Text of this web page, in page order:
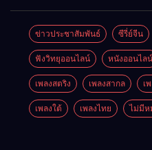
ข่าวประชาสัมพันธ์ ซีรี่ย์จีน
ฟังวิทยุออนไลน์ หนังออนไลน์
เพลงสตริง เพลงสากล เ
เพลงใต้ เพลงไทย ไม่มีห